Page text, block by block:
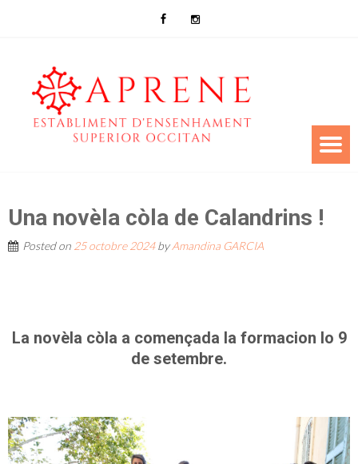
Una novèla còla de Calandrins !
Posted on 25 octobre 2024byAmandina GARCIA
La novèla còla a començada la formacion lo 9
de setembre.